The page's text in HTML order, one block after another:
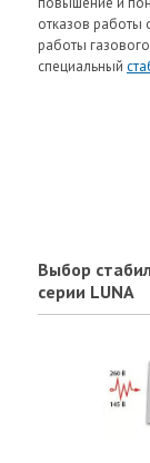
отказов работы
работы
специальный
Выбор
серии LUNA